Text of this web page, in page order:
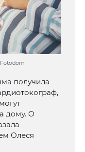
получила
дому. О
Олеся